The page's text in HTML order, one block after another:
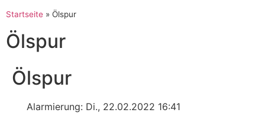
Startseite » Ölspur
Ölspur
Ölspur
Alarmierung: Di., 22.02.2022 16:41